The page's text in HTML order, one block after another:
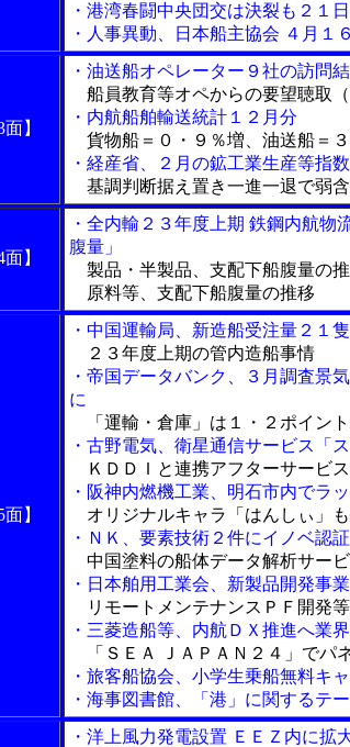
・港湾春闘中央団交は決裂も２１
・人事異動、日本船主協会 ４月１
】
・油送船オペレーター９社の訪問
船員教育等オペからの要望聴取（
・内航船舶輸送統計１２月分
貨物船＝０・９％増、油送船＝
・経産省、２月の鉱工業生産等指
基調判断据え置き一進一退で弱
】
・全内輸２３年度上期 鉄鋼内航物
腹量」
製品・半製品、支配下船腹量の
原料等、支配下船腹量の推移
】
・中国運輸局、新造船受注量２１
２３年度上期の管内造船事情
・帝国データバンク、３月調査景
に
「運輸・倉庫」は１・２ポイント
・古野電気、衛星通信サービス「
ＫＤＤＩと連携アフターサービ
・阪神内燃機工業、明石市内でラ
オリジナルキャラ「はんしぃ」
・ＮＫ、要素技術２件にイノベ認証
中国塗料の船体データ解析サー
・日本舶用工業会、新製品開発事
リモートメンテナンスＰＦ開発等
・三菱造船等、内航ＤＸ推進へ業
「ＳＥＡ ＪＡＰＡＮ２４」でパ
・旅客船協会、小学生乗船無料キ
・海事図書館、「港」に関するテ
・洋上風力発電設置 ＥＥＺ内に拡